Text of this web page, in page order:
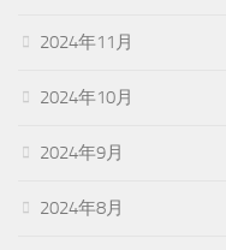
2024年11月
2024年10月
2024年9月
2024年8月